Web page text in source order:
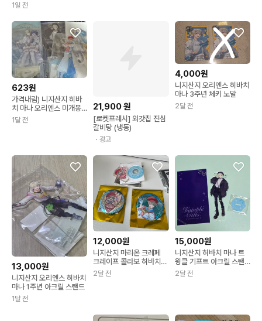
1일 전
623원
가격내림) 니지산지 히바
치 마나 오리엔스 미개봉
아크릴 윈터데이트 산리오
1달 전
21,900원
[로켓프레시] 외갓집 진심
갈비탕 (냉동)
・광고
4,000원
니지산지 오리엔스 히바치
마나 3주년 체키 노말
2달 전
13,000원
니지산지 오리엔스 히바치
마나 1주년 아크릴 스탠드
1달 전
12,000원
니지산지 마리온 크레페
크레이프 콜라보 히바치
마나 세트 일괄
2달 전
15,000원
니지산지 히바치 마나 트
윙클 기프트 아크릴 스탠
드 아크스타
2달 전